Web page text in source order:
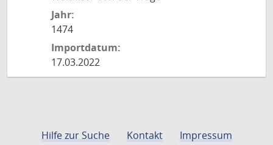
Jahr:
1474
Importdatum:
17.03.2022
Hilfe zur Suche Kontakt
Impressum